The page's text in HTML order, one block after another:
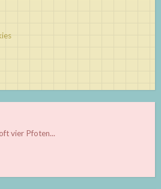
vier Pfoten...